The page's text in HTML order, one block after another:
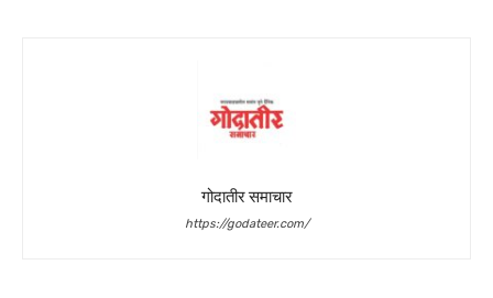
गोदातीर समाचार
https://godateer.com/